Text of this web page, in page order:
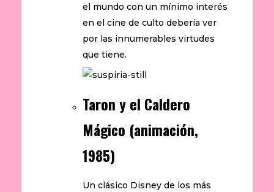
el mundo con un mínimo interés
en el cine de culto debería ver
por las innumerables virtudes
que tiene.
Taron y el Caldero
Mágico (animación,
1985)
Un clásico Disney de los más